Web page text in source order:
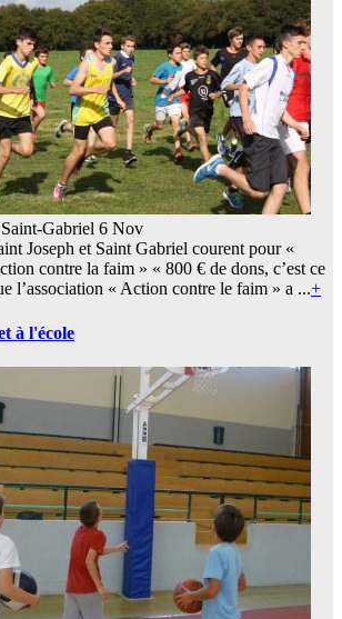
Gabriel 6 Nov
Joseph et Saint Gabriel courent pour «
contre la faim » « 800 € de dons, c’est ce
l’association « Action contre le faim » a ...+
à l'école